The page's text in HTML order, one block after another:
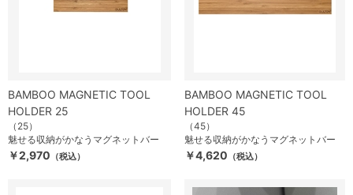
BAMBOO MAGNETIC TOOL
HOLDER 25
（25）
魅せる収納がかなうマグネットバー
￥2,970 （税込）
BAMBOO MAGNETIC TOOL
HOLDER 45
（45）
魅せる収納がかなうマグネットバー
￥4,620 （税込）